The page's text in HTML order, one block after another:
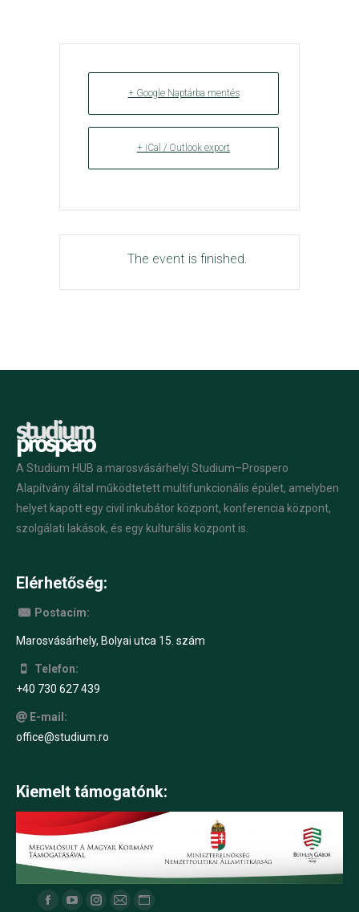
+ Google Naptárba mentés
+ iCal / Outlook export
The event is finished.
A Studium HUB a marosvásárhelyi Studium–Prospero
Alapítvány által működtetett multifunkcionális épület, amelyben
helyet kapott egy civil inkubátor központ, konferencia központ,
szolgálati lakások, és egy kulturális központ is.
Elérhetőség:
Postacím:
Marosvásárhely, Bolyai utca 15. szám
Telefon:
+40 730 627 439
E-mail:
office@studium.ro
Kiemelt támogatónk:
Find us on: